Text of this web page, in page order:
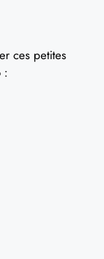
ces petites
: